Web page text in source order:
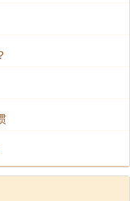
其是糖瓜，用来
报家中的坏话；
以示对灶王爷的
像
”的习俗。